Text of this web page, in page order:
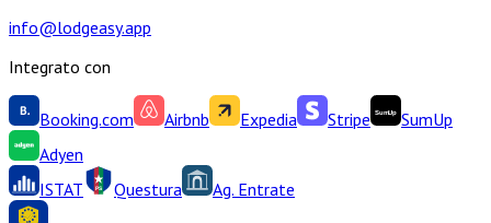
info@lodgeasy.app
Integrato con
Booking.com Airbnb Expedia Stripe
SumUp
Adyen
ISTAT
Questura Ag. Entrate